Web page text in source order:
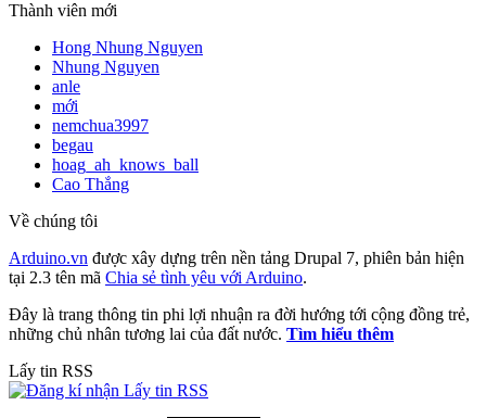
Thành viên mới
Hong Nhung Nguyen
Nhung Nguyen
anle
mới
nemchua3997
begau
hoag_ah_knows_ball
Cao Thắng
Về chúng tôi
Arduino.vn được xây dựng trên nền tảng Drupal 7, phiên bản hiện
tại 2.3 tên mã Chia sẻ tình yêu với Arduino.
Đây là trang thông tin phi lợi nhuận ra đời hướng tới cộng đồng trẻ,
những chủ nhân tương lai của đất nước. Tìm hiểu thêm
Lấy tin RSS